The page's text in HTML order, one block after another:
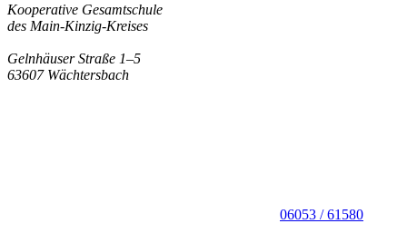
Kooperative Gesamtschule
des Main-Kinzig-Kreises
Gelnhäuser Straße 1–5
63607 Wächtersbach
06053 / 61580